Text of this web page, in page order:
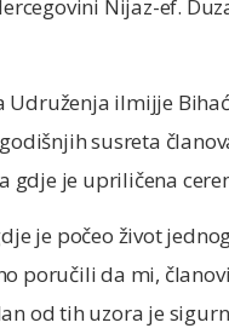
Nijaz-ef.
ilmijje
susreta
gdje je upriličena
je počeo život
poručili da mi,
od tih uzora je